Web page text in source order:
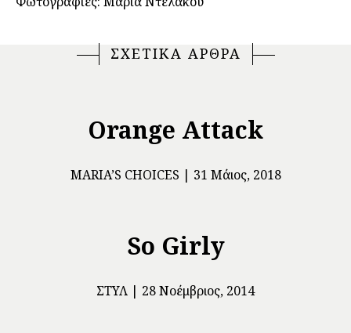
ΣΧΕΤΙΚΑ ΑΡΘΡΑ
Orange Attack
ΜARIA’S CHOICES 31 Μάιος, 2018
So Girly
ΣΤΥΛ 28 Νοέμβριος, 2014